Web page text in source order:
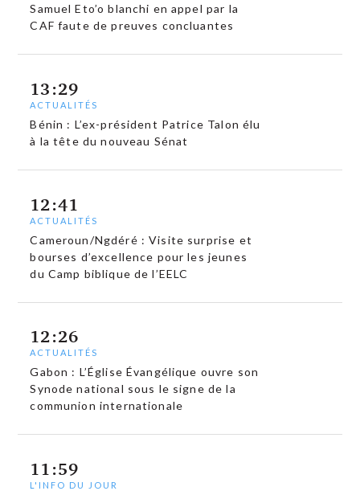
Samuel Eto’o blanchi en appel par la
CAF faute de preuves concluantes
13:29
ACTUALITÉS
Bénin : L’ex-président Patrice Talon élu
à la tête du nouveau Sénat
12:41
ACTUALITÉS
Cameroun/Ngdéré : Visite surprise et
bourses d’excellence pour les jeunes
du Camp biblique de l’EELC
12:26
ACTUALITÉS
Gabon : L’Église Évangélique ouvre son
Synode national sous le signe de la
communion internationale
11:59
L'INFO DU JOUR